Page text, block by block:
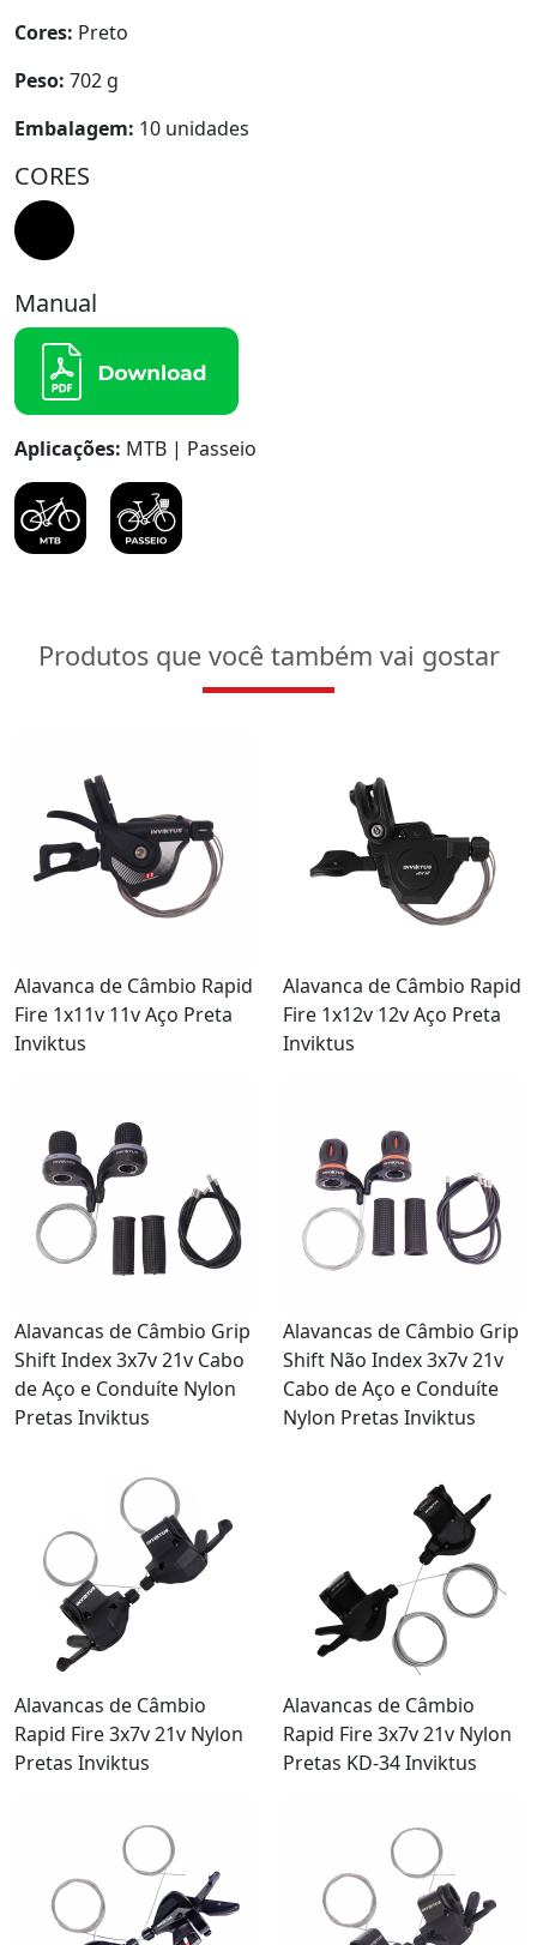
Cores: Preto
Peso: 702 g
Embalagem: 10 unidades
CORES
Manual
Aplicações: MTB | Passeio
Produtos que você também vai gostar
Alavanca de Câmbio Rapid
Fire 1x11v 11v Aço Preta
Inviktus
Alavanca de Câmbio Rapid
Fire 1x12v 12v Aço Preta
Inviktus
Alavancas de Câmbio Grip
Shift Index 3x7v 21v Cabo
de Aço e Conduíte Nylon
Pretas Inviktus
Alavancas de Câmbio Grip
Shift Não Index 3x7v 21v
Cabo de Aço e Conduíte
Nylon Pretas Inviktus
Alavancas de Câmbio
Rapid Fire 3x7v 21v Nylon
Pretas Inviktus
Alavancas de Câmbio
Rapid Fire 3x7v 21v Nylon
Pretas KD-34 Inviktus